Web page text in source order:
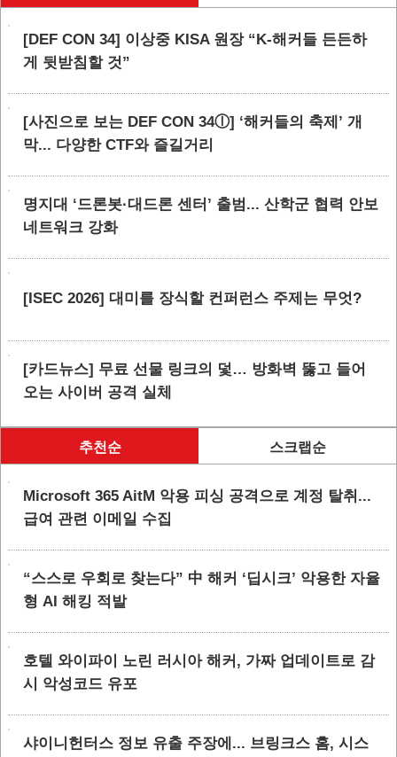
[DEF CON 34] 이상중 KISA 원장 “K-해커들 든든하
게 뒷받침할 것”
[사진으로 보는 DEF CON 34ⓛ] ‘해커들의 축제’ 개
막... 다양한 CTF와 즐길거리
명지대 ‘드론봇·대드론 센터’ 출범... 산학군 협력 안보
네트워크 강화
[ISEC 2026] 대미를 장식할 컨퍼런스 주제는 무엇?
[카드뉴스] 무료 선물 링크의 덫… 방화벽 뚫고 들어
오는 사이버 공격 실체
추천순 스크랩순
Microsoft 365 AitM 악용 피싱 공격으로 계정 탈취...
급여 관련 이메일 수집
“스스로 우회로 찾는다” 中 해커 ‘딥시크’ 악용한 자율
형 AI 해킹 적발
호텔 와이파이 노린 러시아 해커, 가짜 업데이트로 감
시 악성코드 유포
샤이니헌터스 정보 유출 주장에... 브링크스 홈, 시스